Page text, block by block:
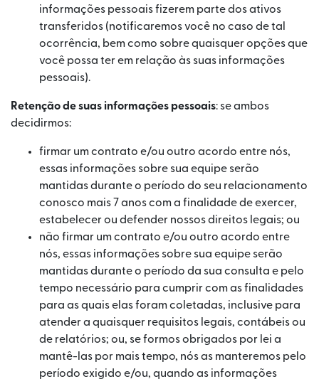
informações pessoais fizerem parte dos ativos
transferidos (notificaremos você no caso de tal
ocorrência, bem como sobre quaisquer opções que
você possa ter em relação às suas informações
pessoais).
Retenção de suas informações pessoais: se ambos
decidirmos:
firmar um contrato e/ou outro acordo entre nós,
essas informações sobre sua equipe serão
mantidas durante o período do seu relacionamento
conosco mais 7 anos com a finalidade de exercer,
estabelecer ou defender nossos direitos legais; ou
não firmar um contrato e/ou outro acordo entre
nós, essas informações sobre sua equipe serão
mantidas durante o período da sua consulta e pelo
tempo necessário para cumprir com as finalidades
para as quais elas foram coletadas, inclusive para
atender a quaisquer requisitos legais, contábeis ou
de relatórios; ou, se formos obrigados por lei a
mantê-las por mais tempo, nós as manteremos pelo
período exigido e/ou, quando as informações